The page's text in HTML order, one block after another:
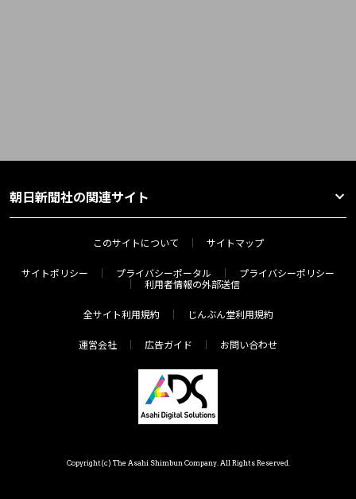
朝日新聞社の関連サイト
このサイトについて サイトマップ
サイトポリシー プライバシーポータル
プライバシーポリシー
利用者情報の外部送信
全サイト利用規約 じんぶん堂利用規約
運営会社 広告ガイド お問い合わせ
Copyright(c) The Asahi Shimbun Company. All Rights Reserved.